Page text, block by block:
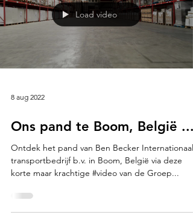
Load video
8 aug 2022
Ons pand te Boom, België ...
Ontdek het pand van Ben Becker Internationaal
transportbedrijf b.v. in Boom, België via deze
korte maar krachtige #video van de Groep...